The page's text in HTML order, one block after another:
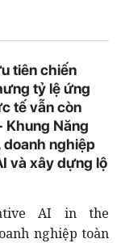
tiên chiến
tỷ lệ ứng
tế vẫn còn
Khung Năng
nghiệp
và xây dựng lộ
AI in the
nghiệp toàn